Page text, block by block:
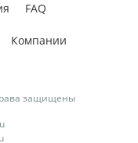
защищены
FAQ
Компании